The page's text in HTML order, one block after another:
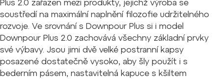
Plus 2.0 zařazen mezi produkty, jejichž výroba se
soustředí na maximální naplnění filozofie udržitelného
rozvoje. Ve srovnání s Downpour Plus si i model
Downpour Plus 2.0 zachovává všechny základní prvky
své výbavy. Jsou jimi dvě velké postranní kapsy
posazené dostatečně vysoko, aby šly použít i s
bederním pásem, nastavitelná kapuce s kšiltem